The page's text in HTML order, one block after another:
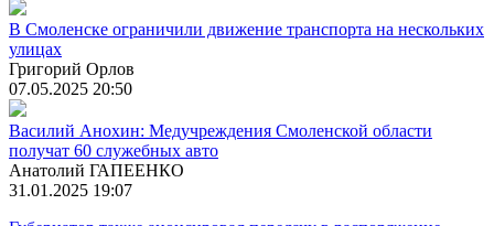
В Смоленске ограничили движение транспорта на нескольких
улицах
Григорий Орлов
07.05.2025 20:50
Василий Анохин: Медучреждения Смоленской области
получат 60 служебных авто
Анатолий ГАПЕЕНКО
31.01.2025 19:07